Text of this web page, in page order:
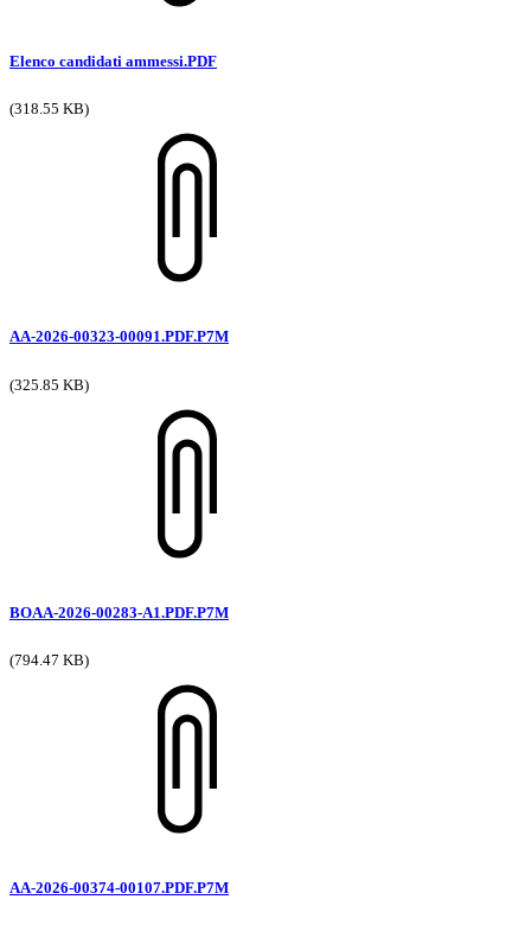
Elenco candidati ammessi.PDF
(318.55 KB)
AA-2026-00323-00091.PDF.P7M
(325.85 KB)
BOAA-2026-00283-A1.PDF.P7M
(794.47 KB)
AA-2026-00374-00107.PDF.P7M